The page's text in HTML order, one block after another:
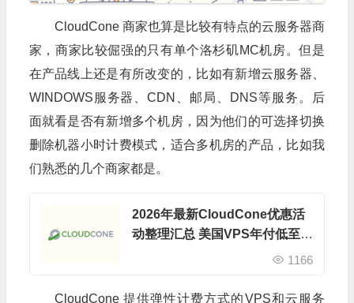
CloudCone 商家也算是比较有特点的云服务器商
家，商家比较倔强的只有单个洛杉矶MC机房。但是
在产品线上还是有所改变的，比如有新增云服务器、
WINDOWS服务器、CDN、邮局、DNS等服务。后
面就看是否有新增多个机房，因为他们的可选择切换
删除机器小时计费模式，适合多机房的产品，比如我
们熟悉的几个商家都是。
2026年最新CloudCone优惠活
动整理汇总 美国VPS年付低至1
1166
CloudCone 提供弹性计费方式的VPS和云服务